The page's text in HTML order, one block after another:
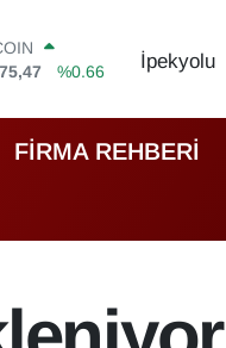
İpekyolu
FİRMA REHBERİ